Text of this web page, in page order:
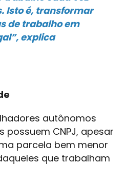
Isto é, transformar
de trabalho em
explica
autônomos
possuem CNPJ, apesar
parcela bem menor
que trabalham